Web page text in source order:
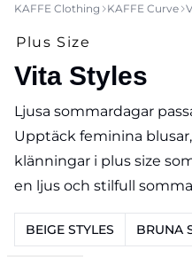
KAFFE Clothing KAFFE Curve
Vita Styles
Plus Size
Ljusa sommardagar
Upptäck feminina
klänningar i plus size
en ljus och stilfull
BEIGE STYLES BRUNA